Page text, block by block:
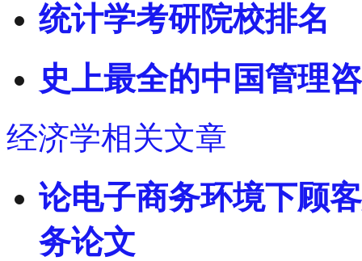
统计学考研院校排名
史上最全的中国管理
经济学相关文章
论电子商务环境下顾
务论文